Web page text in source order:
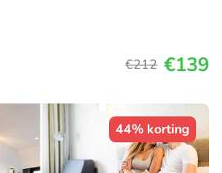
€212 €139
44% korting